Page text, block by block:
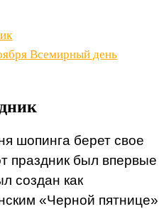
Всемирный день
шопинга берет свое
праздник был впервые
создан как
«Черной пятнице»